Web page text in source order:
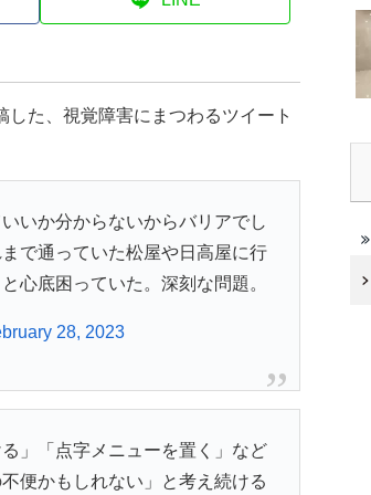
した、視覚障害にまつわるツイート
いか分からないからバリアでし
で通っていた松屋や日高屋に行
心底困っていた。深刻な問題。
28, 2023
」「点字メニューを置く」など
便かもしれない」と考え続ける